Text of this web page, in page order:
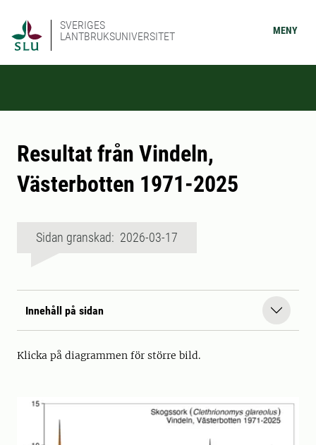
SVERIGES
LANTBRUKSUNIVERSITET
MENY
Resultat från Vindeln,
Västerbotten 1971-2025
Sidan granskad: 2026-03-17
Innehåll på sidan
Klicka på diagrammen för större bild.